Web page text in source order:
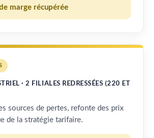
marge récupérée
· 2 FILIALES REDRESSÉES (220 ET
sources de pertes, refonte des prix
de la stratégie tarifaire.